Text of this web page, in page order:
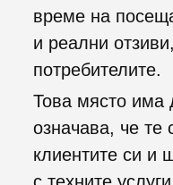
време на
и реални
потребителите.
Това място има
означава, че те
клиентите си и